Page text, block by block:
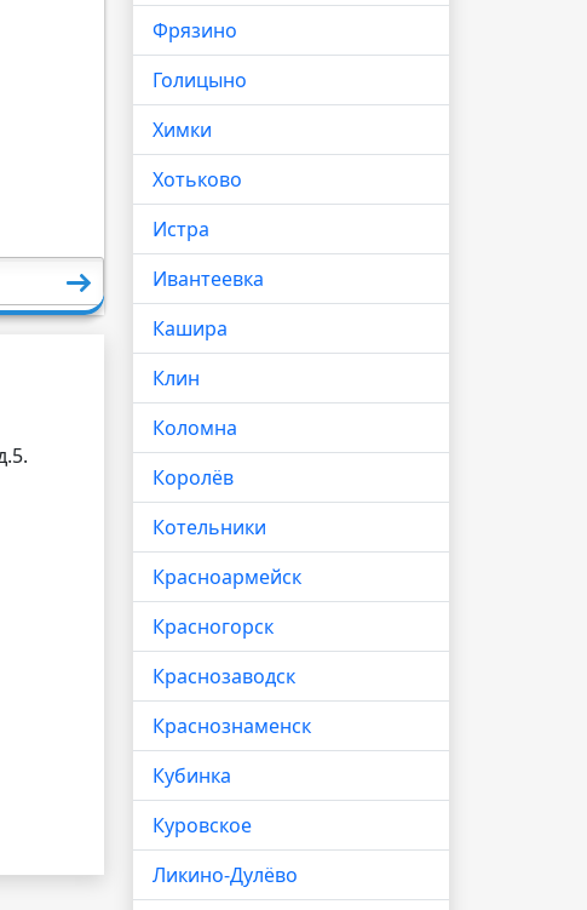
Фрязино
Голицыно
Химки
Хотьково
Истра
Ивантеевка
Кашира
Клин
Коломна
Королёв
Котельники
Красноармейск
Красногорск
Краснозаводск
Краснознаменск
Кубинка
Куровское
Ликино-Дулёво